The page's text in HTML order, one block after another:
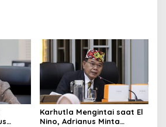
Karhutla Mengintai saat El
Nino, Adrianus Minta